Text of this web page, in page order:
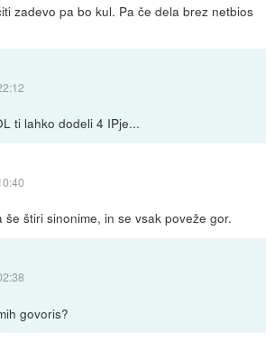
zadevo pa bo kul. Pa če dela brez netbios
ti lahko dodeli 4 IPje...
štiri sinonime, in se vsak poveže gor.
govoris?